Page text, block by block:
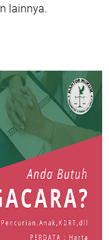
lainnya.